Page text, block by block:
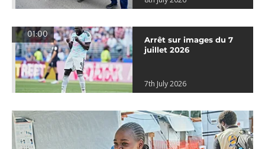
01:00
Arrêt sur images du 7
juillet 2026
7th July 2026